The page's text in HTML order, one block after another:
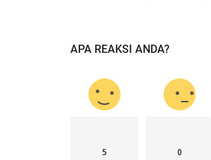
APA REAKSI ANDA?
5 0